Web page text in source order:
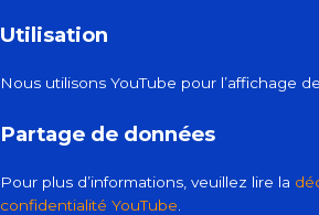
Utilisation
Nous utilisons YouTube pour l’affichage
Partage de données
Pour plus d’informations, veuillez lire la
confidentialité YouTube